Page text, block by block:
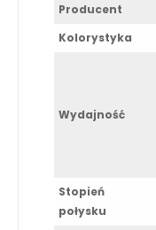
Producent
Kolorystyka
Wydajność
Stopień
połysku